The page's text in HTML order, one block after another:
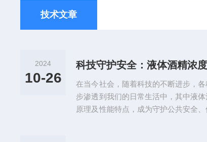
技术文章
2024
10-26
科技守护安全：液体酒精浓
在当今社会，随着科技的不断进步，
步渗透到我们的日常生活中，其中液
原理及性能特点，成为守护公共安全